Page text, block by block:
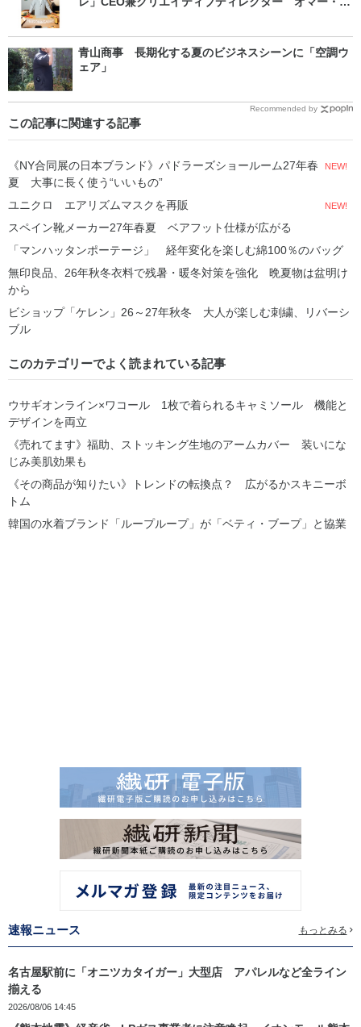
青山商事 長期化する夏のビジネスシーンに「空調ウ
ェア」
Recommended by
この記事に関連する記事
《NY合同展の日本ブランド》パドラーズショールーム27年春
夏 大事に長く使う“いいもの”
NEW!
ユニクロ エアリズムマスクを再販 NEW!
スペイン靴メーカー27年春夏 ベアフット仕様が広がる
「マンハッタンポーテージ」 経年変化を楽しむ綿100％のバッグ
無印良品、26年秋冬衣料で残暑・暖冬対策を強化 晩夏物は盆明け
から
ビショップ「ケレン」26～27年秋冬 大人が楽しむ刺繍、リバーシ
ブル
このカテゴリーでよく読まれている記事
ウサギオンライン×ワコール 1枚で着られるキャミソール 機能と
デザインを両立
《売れてます》福助、ストッキング生地のアームカバー 装いにな
じみ美肌効果も
《その商品が知りたい》トレンドの転換点？ 広がるかスキニーボ
トム
韓国の水着ブランド「ループループ」が「ベティ・ブープ」と協業
速報ニュース もっとみる
名古屋駅前に「オニツカタイガー」大型店 アパレルなど全ライン
揃える
2026/08/06 14:45